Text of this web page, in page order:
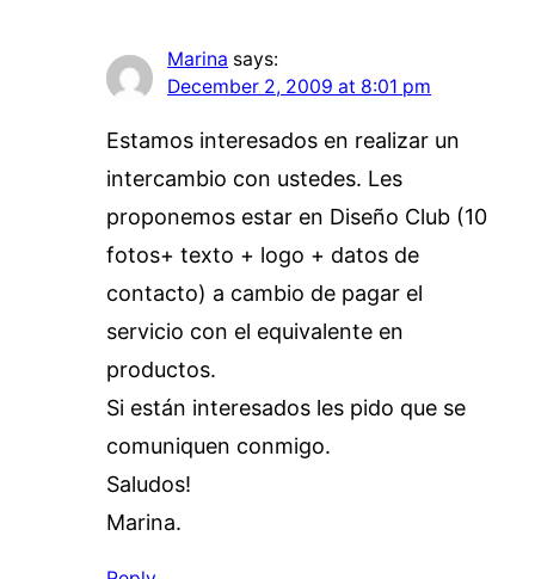
Marina says:
December 2, 2009 at 8:01 pm
Estamos interesados en realizar un
intercambio con ustedes. Les
proponemos estar en Diseño Club (10
fotos+ texto + logo + datos de
contacto) a cambio de pagar el
servicio con el equivalente en
productos.
Si están interesados les pido que se
comuniquen conmigo.
Saludos!
Marina.